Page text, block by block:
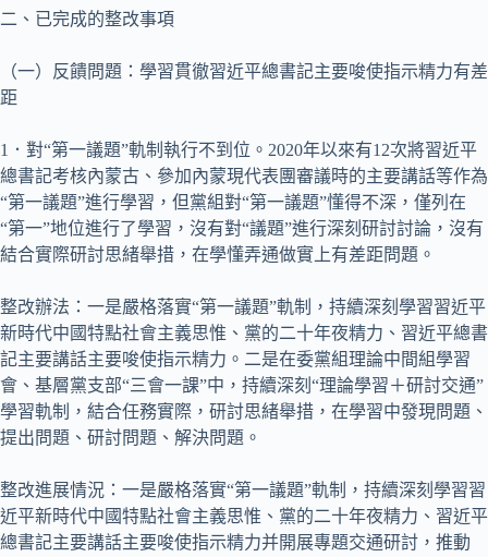
二、已完成的整改事項
（一）反饋問題：學習貫徹習近平總書記主要唆使指示精力有差
距
1．對“第一議題”軌制執行不到位。2020年以來有12次將習近平
總書記考核內蒙古、參加內蒙現代表團審議時的主要講話等作為
“第一議題”進行學習，但黨組對“第一議題”懂得不深，僅列在
“第一”地位進行了學習，沒有對“議題”進行深刻研討討論，沒有
結合實際研討思緒舉措，在學懂弄通做實上有差距問題。
整改辦法：一是嚴格落實“第一議題”軌制，持續深刻學習習近平
新時代中國特點社會主義思惟、黨的二十年夜精力、習近平總書
記主要講話主要唆使指示精力。二是在委黨組理論中間組學習
會、基層黨支部“三會一課”中，持續深刻“理論學習＋研討交通”
學習軌制，結合任務實際，研討思緒舉措，在學習中發現問題、
提出問題、研討問題、解決問題。
整改進展情況：一是嚴格落實“第一議題”軌制，持續深刻學習習
近平新時代中國特點社會主義思惟、黨的二十年夜精力、習近平
總書記主要講話主要唆使指示精力并開展專題交通研討，推動